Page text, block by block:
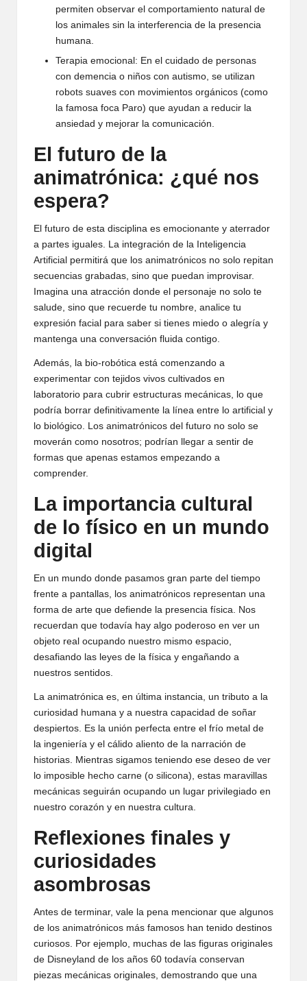
permiten observar el comportamiento natural de
los animales sin la interferencia de la presencia
humana.
Terapia emocional: En el cuidado de personas
con demencia o niños con autismo, se utilizan
robots suaves con movimientos orgánicos (como
la famosa foca Paro) que ayudan a reducir la
ansiedad y mejorar la comunicación.
El futuro de la
animatrónica: ¿qué nos
espera?
El futuro de esta disciplina es emocionante y aterrador
a partes iguales. La integración de la Inteligencia
Artificial permitirá que los animatrónicos no solo repitan
secuencias grabadas, sino que puedan improvisar.
Imagina una atracción donde el personaje no solo te
salude, sino que recuerde tu nombre, analice tu
expresión facial para saber si tienes miedo o alegría y
mantenga una conversación fluida contigo.
Además, la bio-robótica está comenzando a
experimentar con tejidos vivos cultivados en
laboratorio para cubrir estructuras mecánicas, lo que
podría borrar definitivamente la línea entre lo artificial y
lo biológico. Los animatrónicos del futuro no solo se
moverán como nosotros; podrían llegar a sentir de
formas que apenas estamos empezando a
comprender.
La importancia cultural
de lo físico en un mundo
digital
En un mundo donde pasamos gran parte del tiempo
frente a pantallas, los animatrónicos representan una
forma de arte que defiende la presencia física. Nos
recuerdan que todavía hay algo poderoso en ver un
objeto real ocupando nuestro mismo espacio,
desafiando las leyes de la física y engañando a
nuestros sentidos.
La animatrónica es, en última instancia, un tributo a la
curiosidad humana y a nuestra capacidad de soñar
despiertos. Es la unión perfecta entre el frío metal de
la ingeniería y el cálido aliento de la narración de
historias. Mientras sigamos teniendo ese deseo de ver
lo imposible hecho carne (o silicona), estas maravillas
mecánicas seguirán ocupando un lugar privilegiado en
nuestro corazón y en nuestra cultura.
Reflexiones finales y
curiosidades
asombrosas
Antes de terminar, vale la pena mencionar que algunos
de los animatrónicos más famosos han tenido destinos
curiosos. Por ejemplo, muchas de las figuras originales
de Disneyland de los años 60 todavía conservan
piezas mecánicas originales, demostrando que una